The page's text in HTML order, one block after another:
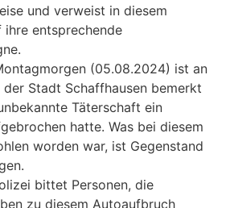
und verweist in diesem
ihre entsprechende
(05.08.2024) ist an
Stadt Schaffhausen bemerkt
Täterschaft ein
hatte. Was bei diesem
worden war, ist Gegenstand
bittet Personen, die
zu diesem Autoaufbruch